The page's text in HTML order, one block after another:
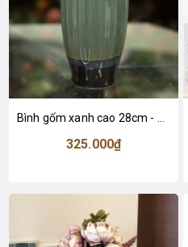
Bình gốm xanh cao 28cm - BG232
325.000₫